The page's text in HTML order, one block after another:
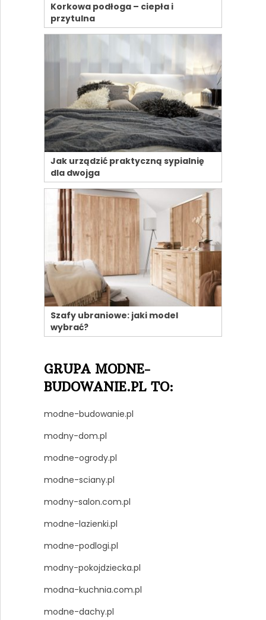
Korkowa podłoga – ciepła i
przytulna
Jak urządzić praktyczną sypialnię
dla dwojga
Szafy ubraniowe: jaki model
wybrać?
GRUPA MODNE-
BUDOWANIE.PL TO:
modne-budowanie.pl
modny-dom.pl
modne-ogrody.pl
modne-sciany.pl
modny-salon.com.pl
modne-lazienki.pl
modne-podlogi.pl
modny-pokojdziecka.pl
modna-kuchnia.com.pl
modne-dachy.pl